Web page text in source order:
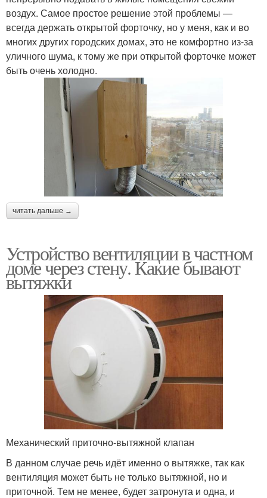
воздух. Самое простое решение этой проблемы —
всегда держать открытой форточку, но у меня, как и во
многих других городских домах, это не комфортно из-за
уличного шума, к тому же при открытой форточке может
быть очень холодно.
читать дальше →
Устройство вентиляции в частном
доме через стену. Какие бывают
вытяжки
Механический приточно-вытяжной клапан
В данном случае речь идёт именно о вытяжке, так как
вентиляция может быть не только вытяжной, но и
приточной. Тем не менее, будет затронута и одна, и